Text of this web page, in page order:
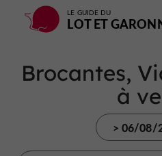
LE GUIDE DU
LOT ET
Brocantes,
à
> 06/08/